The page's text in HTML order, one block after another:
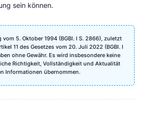
sein können.
5. Oktober 1994 (BGBl. I S. 2866), zuletzt
11 des Gesetzes vom 20. Juli 2022 (BGBl. I
ohne Gewähr. Es wird insbesondere keine
Richtigkeit, Vollständigkeit und Aktualität
Informationen übernommen.